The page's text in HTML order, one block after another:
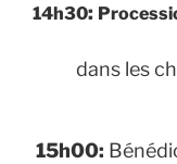
14h30:
dans les
15h00: